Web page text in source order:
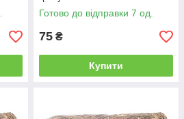
Готово до відправки 7 од.
75 ₴
Купити